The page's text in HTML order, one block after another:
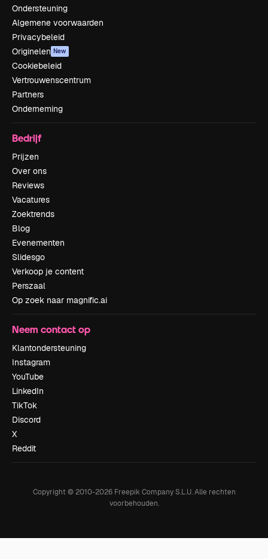
Ondersteuning
Algemene voorwaarden
Privacybeleid
Originelen New
Cookiebeleid
Vertrouwenscentrum
Partners
Onderneming
Bedrijf
Prijzen
Over ons
Reviews
Vacatures
Zoektrends
Blog
Evenementen
Slidesgo
Verkoop je content
Perszaal
Op zoek naar magnific.ai
Neem contact op
Klantondersteuning
Instagram
YouTube
LinkedIn
TikTok
Discord
X
Reddit
Copyright © 2010-2026Freepik Company S.L.U. Alle rechten
voorbehouden.